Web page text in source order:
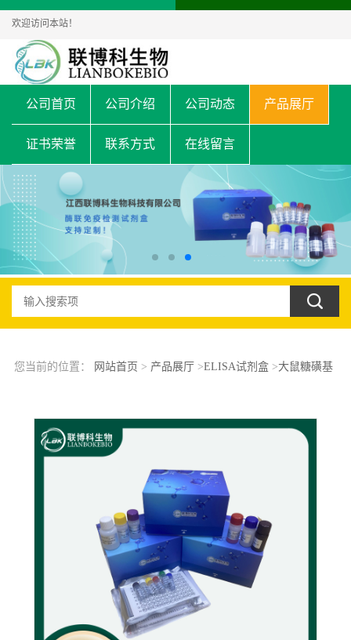
欢迎访问本站！
公司首页 公司介绍 公司动态 产品展厅
证书荣誉 联系方式 在线留言
您当前的位置： 网站首页 > 产品展厅 >ELISA试剂盒>大鼠糖磺基